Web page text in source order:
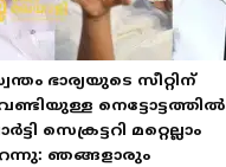
ഭാര്യയുടെ സീറ്റിന്
നെട്ടോട്ടത്തിൽ
സെക്രട്ടറി മറ്റെല്ലാം
ഞങ്ങളാരും